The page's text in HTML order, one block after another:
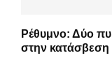
Ρέθυμνο: Δύο
στην κατάσβεση